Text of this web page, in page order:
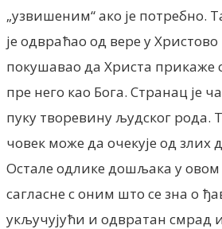
„узвишеним“ ако је потребно.
је одвраћао од вере у
покушавао да Христа прикаже
пре него као Бога. Странац је
пуку творевину људског рода.
човек може да очекује од злих
Остале одлике дошљака у овом
сагласне с оним што се зна о
укључујући и одвратан смрад